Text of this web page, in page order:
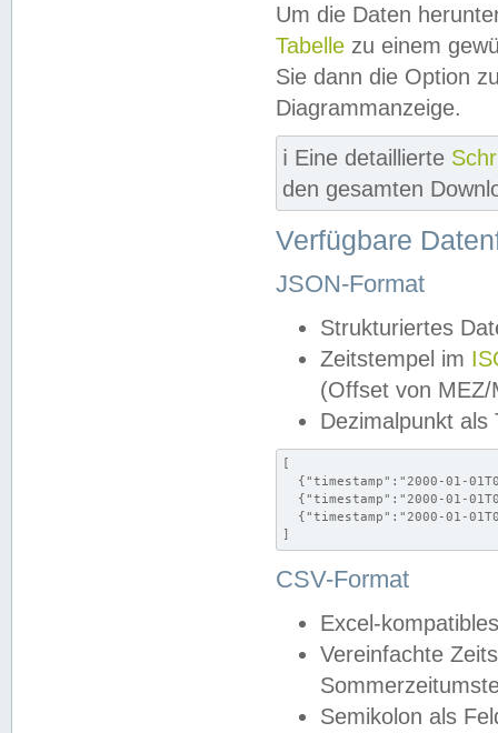
Um die Daten
Tabelle zu einem
Sie dann die Option
Diagrammanzeige.
ℹ️ Eine detaillierte
den gesamten
Verfügbare
JSON-Format
Strukturiertes
Zeitstempel im
(Offset von MEZ/
Dezimalpunkt als
[
{"timestamp":"2000-01-
{"timestamp":"2000-01-
{"timestamp":"2000-01-
]
CSV-Format
Excel-
Vereinfachte
Semikolon als